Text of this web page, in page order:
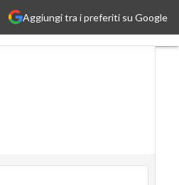
Aggiungi tra i preferiti su Google